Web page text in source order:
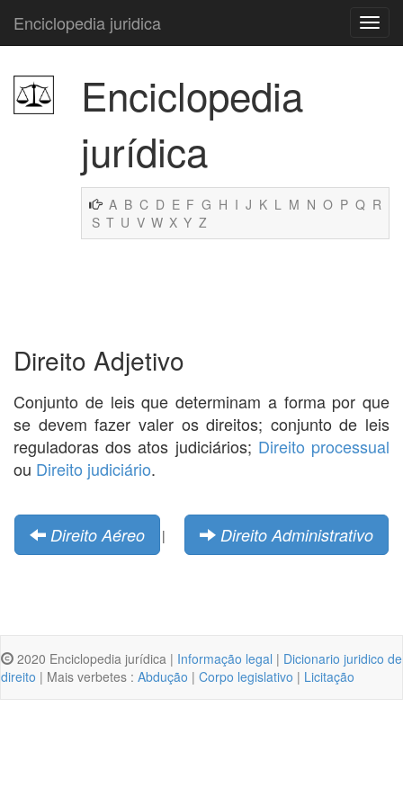
Enciclopedia juridica
Enciclopedia
jurídica
A B C D E F G H I J K L M N O P Q R
S T U V W X Y Z
Direito Adjetivo
Conjunto de leis que determinam a forma por que
se devem fazer valer os direitos; conjunto de leis
reguladoras dos atos judiciários; Direito processual
ou Direito judiciário.
Direito Aéreo | Direito Administrativo
2020 Enciclopedia jurídica | Informação legal | Dicionario juridico de
direito | Mais verbetes : Abdução | Corpo legislativo | Licitação